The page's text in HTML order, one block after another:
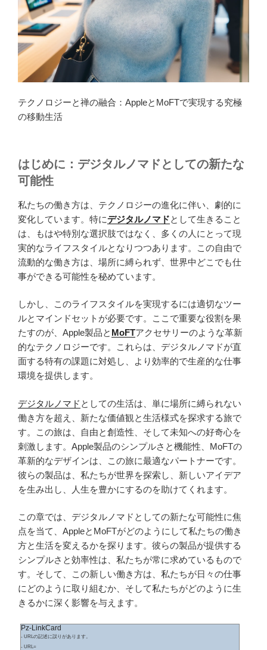
テクノロジーと禅の融合：AppleとMoFTで実現する究極
の移動生活
はじめに：デジタルノマドとしての新たな
可能性
私たちの働き方は、テクノロジーの進化に伴い、劇的に
変化しています。特にデジタルノマドとして生きること
は、もはや特別な選択肢ではなく、多くの人にとって現
実的なライフスタイルとなりつつあります。この自由で
流動的な働き方は、場所に縛られず、世界中どこでも仕
事ができる可能性を秘めています。
しかし、このライフスタイルを実現するには適切なツー
ルとマインドセットが必要です。ここで重要な役割を果
たすのが、Apple製品と MoFTアクセサリーのような革新
的なテクノロジーです。これらは、デジタルノマドが直
面する特有の課題に対処し、より効率的で生産的な仕事
環境を提供します。
デジタルノマド としての生活は、単に場所に縛られない
働き方を超え、新たな価値観と生活様式を探求する旅で
す。この旅は、自由と創造性、そして未知への好奇心を
刺激します。Apple製品のシンプルさと機能性、MoFTの
革新的なデザインは、この旅に最適なパートナーです。
彼らの製品は、私たちが世界を探索し、新しいアイデア
を生み出し、人生を豊かにするのを助けてくれます。
この章では、デジタルノマドとしての新たな可能性に焦
点を当て、AppleとMoFTがどのようにして私たちの働き
方と生活を変えるかを探ります。彼らの製品が提供する
シンプルさと効率性は、私たちが常に求めているもので
す。そして、この新しい働き方は、私たちが日々の仕事
にどのように取り組むか、そして私たちがどのように生
きるかに深く影響を与えます。
Pz-LinkCard
- URLの記述に誤りがあります。
- URL=